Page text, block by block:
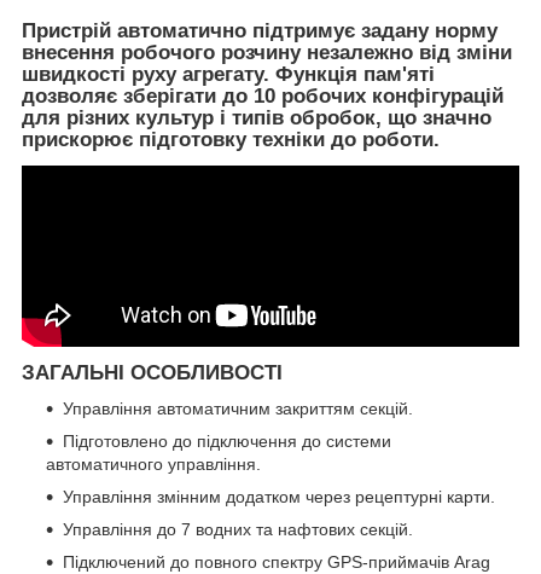
Пристрій автоматично підтримує задану норму
внесення робочого розчину незалежно від зміни
швидкості руху агрегату. Функція пам'яті
дозволяє зберігати до 10 робочих конфігурацій
для різних культур і типів обробок, що значно
прискорює підготовку техніки до роботи.
ЗАГАЛЬНІ ОСОБЛИВОСТІ
Управління автоматичним закриттям секцій.
Підготовлено до підключення до системи
автоматичного управління.
Управління змінним додатком через рецептурні карти.
Управління до 7 водних та нафтових секцій.
Підключений до повного спектру GPS-приймачів Arag